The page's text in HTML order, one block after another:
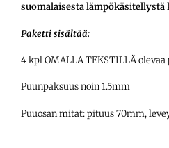
suomalaisesta lämpökäsitellystä
Paketti sisältää:
4 kpl OMALLA TEKSTILLÄ
Puunpaksuus noin 1.5mm
Puuosan mitat: pituus 70mm,